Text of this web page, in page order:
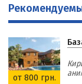
от 800 грн.